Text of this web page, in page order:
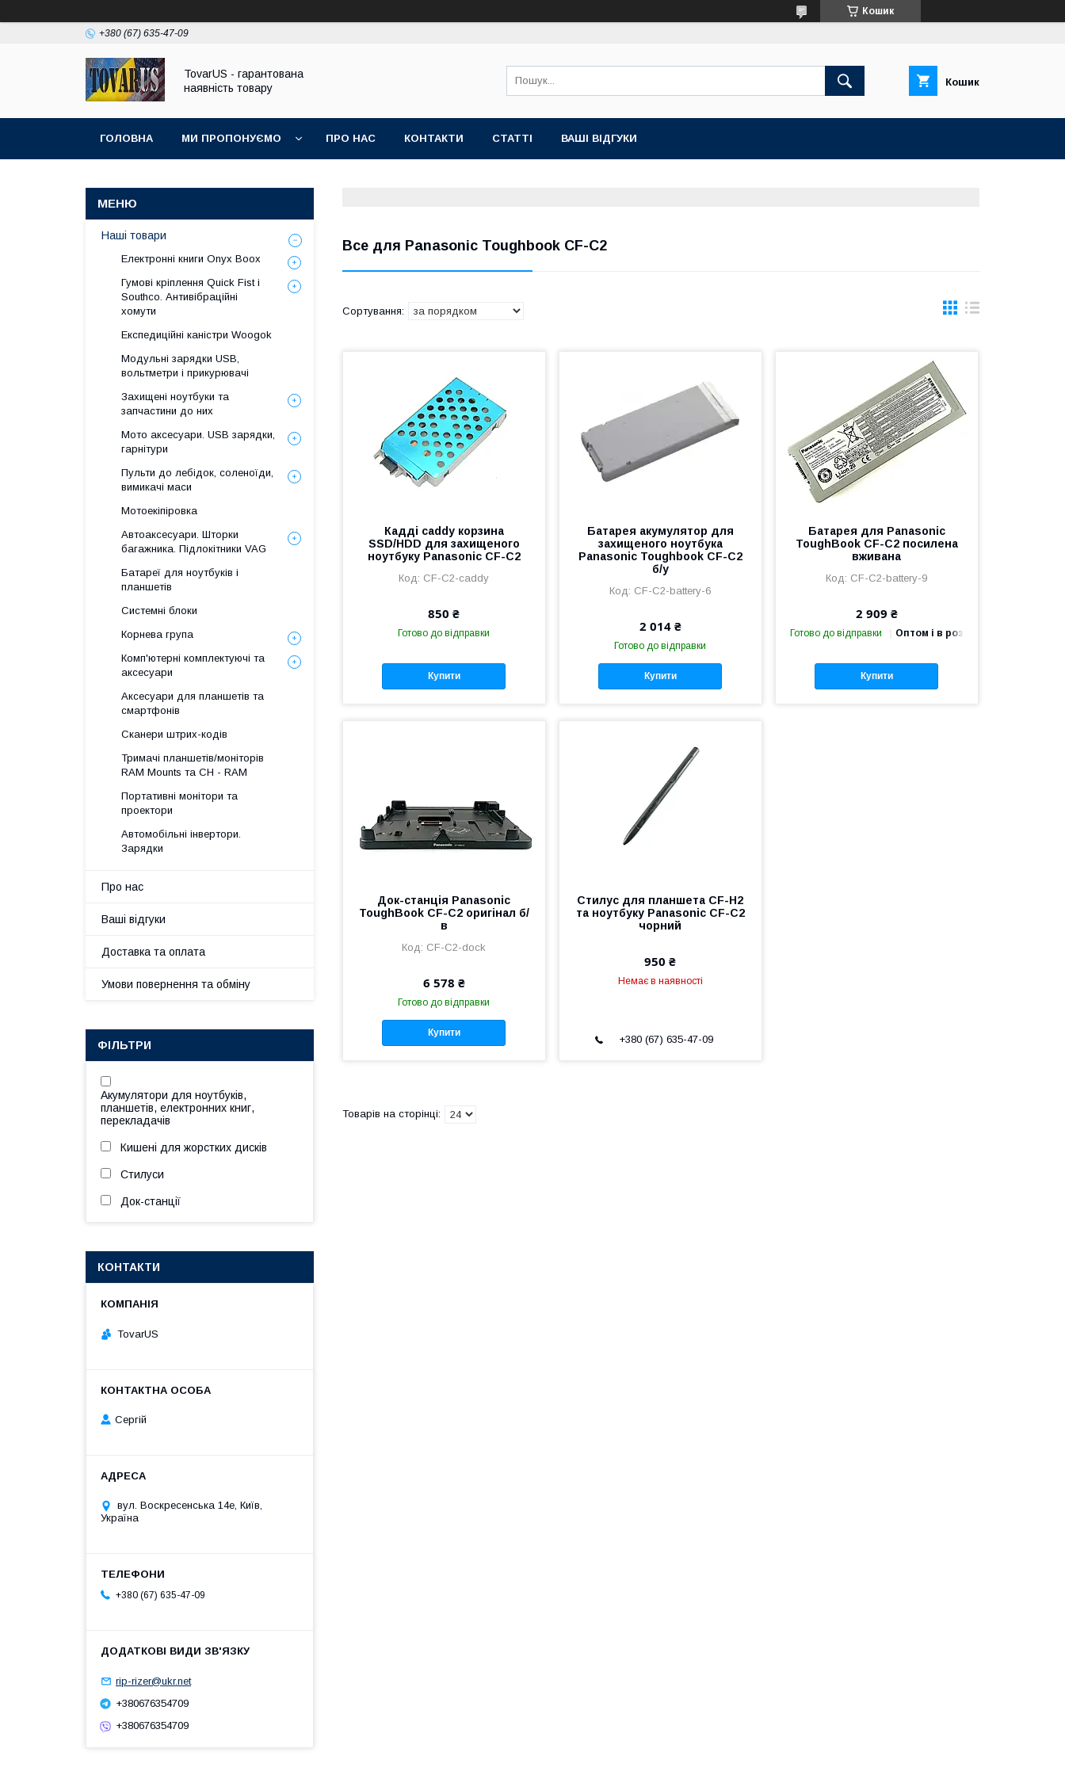
Кошик
+380 (67) 635-47-09
TovarUS - гарантована
наявність товару
Кошик
ГОЛОВНА МИ ПРОПОНУЄМО ПРО НАС КОНТАКТИ СТАТТІ ВАШІ ВІДГУКИ
Все для Panasonic Toughbook CF-С2
Кадді caddy корзина
SSD/HDD для захищеного
ноутбуку Panasonic CF-C2
CF-C2-caddy
850 ₴
Готово до відправки
Купити
Батарея акумулятор для
захищеного ноутбука
Panasonic Toughbook CF-C2
б/у
CF-C2-battery-6
2 014 ₴
Готово до відправки
Купити
Батарея для Panasonic
ToughBook CF-C2 посилена
вживана
CF-C2-battery-9
2 909 ₴
Готово до відправки Оптом і в роздріб
Купити
Док-станція Panasonic
ToughBook CF-C2 оригінал б/
в
CF-C2-dock
6 578 ₴
Готово до відправки
Купити
Стилус для планшета CF-H2
та ноутбуку Panasonic CF-C2
чорний
950 ₴
Немає в наявності
+380 (67) 635-47-09
Наші товари
Електронні книги Onyx Boox
Гумові кріплення Quick Fist і
Southco. Антивібраційні
хомути
Експедиційні каністри Woogok
Модульні зарядки USB,
вольтметри і прикурювачі
Захищені ноутбуки та
запчастини до них
Мото аксесуари. USB зарядки,
гарнітури
Пульти до лебідок, соленоїди,
вимикачі маси
Мотоекіпіровка
Автоаксесуари. Шторки
багажника. Підлокітники VAG
Батареї для ноутбуків і
планшетів
Системні блоки
Корнева група
Комп'ютерні комплектуючі та
аксесуари
Аксесуари для планшетів та
смартфонів
Сканери штрих-кодів
Тримачі планшетів/моніторів
RAM Mounts та CH - RAM
Портативні монітори та
проектори
Автомобільні інвертори.
Зарядки
Про нас
Ваші відгуки
Доставка та оплата
Умови повернення та обміну
ФІЛЬТРИ
Акумулятори для ноутбуків,
планшетів, електронних книг,
перекладачів
Кишені для жорстких дисків
Стилуси
Док-станції
КОНТАКТИ
TovarUS
Сергій
вул. Воскресенська 14е, Київ,
Україна
+380 (67) 635-47-09
rip-rizer@ukr.net
+380676354709
+380676354709